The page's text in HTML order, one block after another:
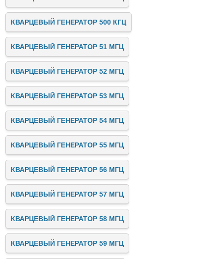
КВАРЦЕВЫЙ ГЕНЕРАТОР 500 КГЦ
КВАРЦЕВЫЙ ГЕНЕРАТОР 51 МГЦ
КВАРЦЕВЫЙ ГЕНЕРАТОР 52 МГЦ
КВАРЦЕВЫЙ ГЕНЕРАТОР 53 МГЦ
КВАРЦЕВЫЙ ГЕНЕРАТОР 54 МГЦ
КВАРЦЕВЫЙ ГЕНЕРАТОР 55 МГЦ
КВАРЦЕВЫЙ ГЕНЕРАТОР 56 МГЦ
КВАРЦЕВЫЙ ГЕНЕРАТОР 57 МГЦ
КВАРЦЕВЫЙ ГЕНЕРАТОР 58 МГЦ
КВАРЦЕВЫЙ ГЕНЕРАТОР 59 МГЦ